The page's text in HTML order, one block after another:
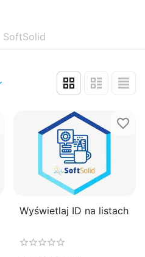
SoftSolid
Wyświetlaj ID na listach